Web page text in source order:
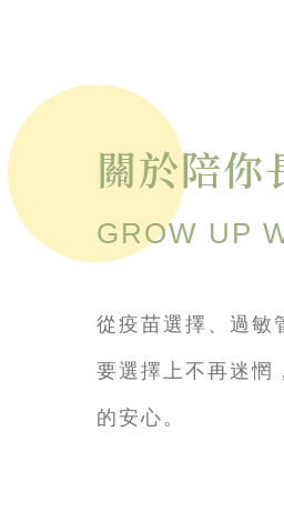
關於陪你
GROW UP
從疫苗選擇、過敏
要選擇上不再迷惘
的安心。